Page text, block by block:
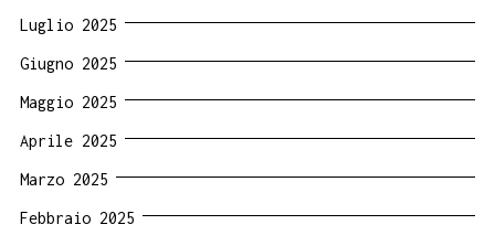
Luglio 2025
Giugno 2025
Maggio 2025
Aprile 2025
Marzo 2025
Febbraio 2025